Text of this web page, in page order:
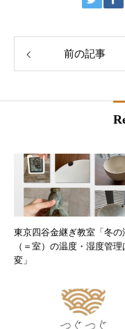
前の記事
東京四谷金継ぎ教室「冬の
（＝室）の温度・湿度管理
変」